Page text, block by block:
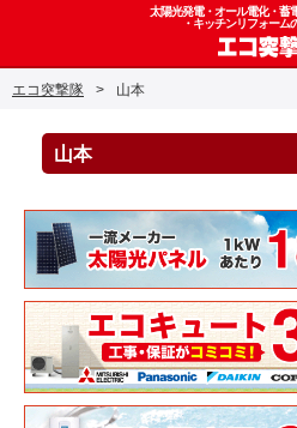
太陽光発電・オール電化・蓄
・キッチンリフォーム
エコ突撃隊 > 山本
山本